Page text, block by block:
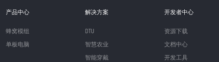
产品中心
蜂窝模组
单板电脑
解决方案
DTU
智慧农业
智能穿戴
开发者中心
资源下载
文档中心
开发工具